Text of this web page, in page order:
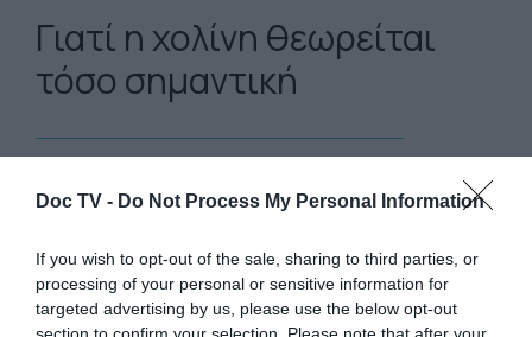
Doc TV - Do Not Process My Personal Information
If you wish to opt-out of the sale, sharing to third parties, or
processing of your personal or sensitive information for
targeted advertising by us, please use the below opt-out
section to confirm your selection. Please note that after your
Γιατί η χολίνη θεωρείται
τόσο σημαντική
Η χολίνη βοηθά τον οργανισμόνα παράγει
σχετίζεται με τη μνήμη, τη μάθηση και τη
συγκέντρωση. Με απλά λόγια, αποτελεί ένα